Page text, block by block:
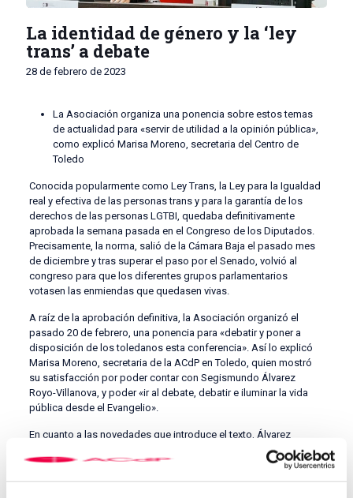
La identidad de género y la ‘ley
trans’ a debate
28 de febrero de 2023
La Asociación organiza una ponencia sobre estos temas
de actualidad para «servir de utilidad a la opinión pública»,
como explicó Marisa Moreno, secretaria del Centro de
Toledo
Conocida popularmente como Ley Trans, la Ley para la Igualdad
real y efectiva de las personas trans y para la garantía de los
derechos de las personas LGTBI, quedaba definitivamente
aprobada la semana pasada en el Congreso de los Diputados.
Precisamente, la norma, salió de la Cámara Baja el pasado mes
de diciembre y tras superar el paso por el Senado, volvió al
congreso para que los diferentes grupos parlamentarios
votasen las enmiendas que quedasen vivas.
A raíz de la aprobación definitiva, la Asociación organizó el
pasado 20 de febrero, una ponencia para «debatir y poner a
disposición de los toledanos esta conferencia». Así lo explicó
Marisa Moreno, secretaria de la ACdP en Toledo, quien mostró
su satisfacción por poder contar con Segismundo Álvarez
Royo-Villanova, y poder «ir al debate, debatir e iluminar la vida
pública desde el Evangelio».
En cuanto a las novedades que introduce el texto, Álvarez
destacó la posibilidad de que los menores desde los 16 años
puedan solicitar el cambio, y en casos concretos desde los 12,
siempre y cuando cuenten con una autorización judicial y/o el